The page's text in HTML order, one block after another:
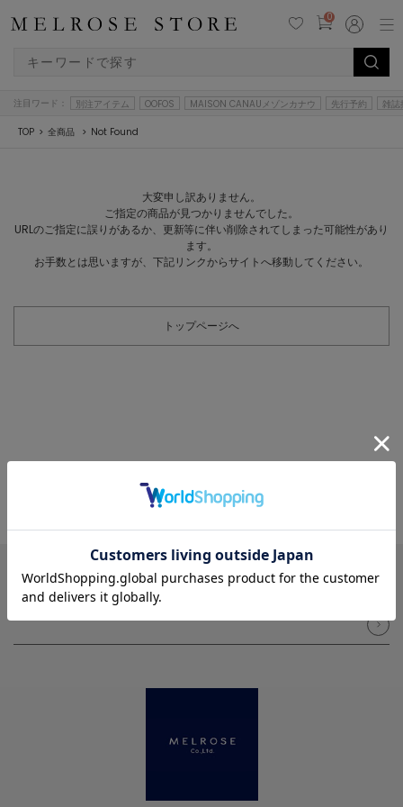
0
注目ワード： 別注アイテム OOFOS MAISON CANAUメゾンカナウ 先行予約 雑誌
TOP 全商品 Not Found
大変申し訳ありません。
ご指定の商品が見つかりませんでした。
URLのご指定に誤りがあるか、更新等に伴い削除されてしまった可能性があり
ます。
お手数とは思いますが、下記リンクからサイトへ移動してください。
トップページへ
NEWSLETTER メルマガ登録